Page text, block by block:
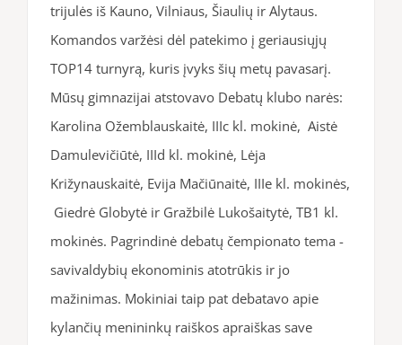
trijulės iš Kauno, Vilniaus, Šiaulių ir Alytaus.
Komandos varžėsi dėl patekimo į geriausiųjų
TOP14 turnyrą, kuris įvyks šių metų pavasarį.
Mūsų gimnazijai atstovavo Debatų klubo narės:
Karolina Ožemblauskaitė, IIIc kl. mokinė, Aistė
Damulevičiūtė, IIId kl. mokinė, Lėja
Križynauskaitė, Evija Mačiūnaitė, IIIe kl. mokinės,
Giedrė Globytė ir Gražbilė Lukošaitytė, TB1 kl.
mokinės. Pagrindinė debatų čempionato tema -
savivaldybių ekonominis atotrūkis ir jo
mažinimas. Mokiniai taip pat debatavo apie
kylančių menininkų raiškos apraiškas save